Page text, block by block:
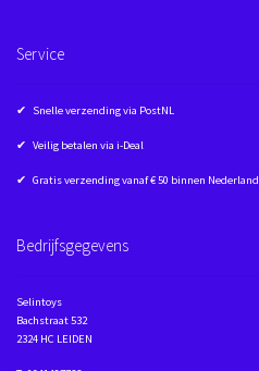
Service
✔ Snelle verzending via PostNL
✔ Veilig betalen via i-Deal
✔ Gratis verzending vanaf € 50 binnen Nederland
Bedrijfsgegevens
Selintoys
Bachstraat 532
2324 HC LEIDEN